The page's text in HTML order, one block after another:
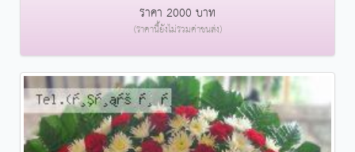
ราคา 2000 บาท
(ราคานี้ยังไม่รวมค่าขนส่ง)